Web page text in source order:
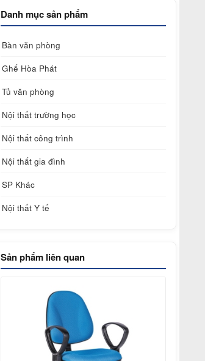
Danh mục sản phẩm
Bàn văn phòng
Ghế Hòa Phát
Tủ văn phòng
Nội thất trường học
Nội thất công trình
Nội thất gia đình
SP Khác
Nội thất Y tế
Sản phẩm liên quan